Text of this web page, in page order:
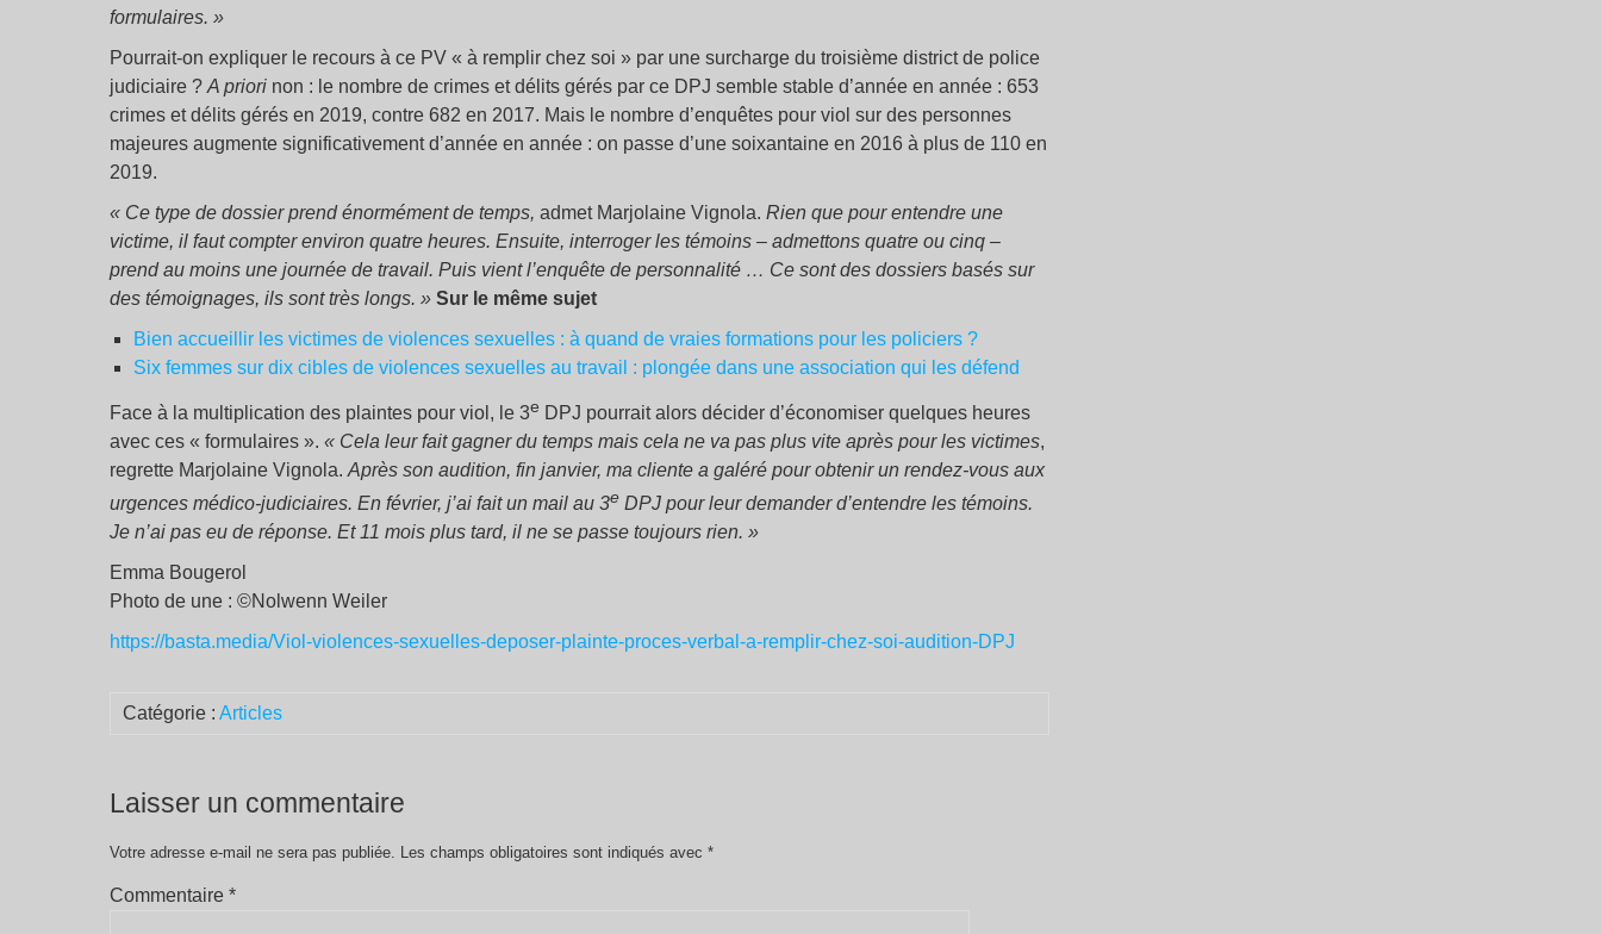
formulaires. »
Pourrait-on expliquer le recours à ce PV « à remplir chez soi » par une surcharge du troisième district de police
judiciaire ? A priori non : le nombre de crimes et délits gérés par ce DPJ semble stable d’année en année : 653
crimes et délits gérés en 2019, contre 682 en 2017. Mais le nombre d’enquêtes pour viol sur des personnes
majeures augmente significativement d’année en année : on passe d’une soixantaine en 2016 à plus de 110 en
2019.
« Ce type de dossier prend énormément de temps, admet Marjolaine Vignola. Rien que pour entendre une
victime, il faut compter environ quatre heures. Ensuite, interroger les témoins – admettons quatre ou cinq –
prend au moins une journée de travail. Puis vient l’enquête de personnalité … Ce sont des dossiers basés sur
des témoignages, ils sont très longs. » Sur le même sujet
Bien accueillir les victimes de violences sexuelles : à quand de vraies formations pour les policiers ?
Six femmes sur dix cibles de violences sexuelles au travail : plongée dans une association qui les défend
Face à la multiplication des plaintes pour viol, le 3e DPJ pourrait alors décider d’économiser quelques heures
avec ces « formulaires ». « Cela leur fait gagner du temps mais cela ne va pas plus vite après pour les victimes,
regrette Marjolaine Vignola. Après son audition, fin janvier, ma cliente a galéré pour obtenir un rendez-vous aux
urgences médico-judiciaires. En février, j’ai fait un mail au 3e DPJ pour leur demander d’entendre les témoins.
Je n’ai pas eu de réponse. Et 11 mois plus tard, il ne se passe toujours rien. »
Emma Bougerol
Photo de une : ©Nolwenn Weiler
https://basta.media/Viol-violences-sexuelles-deposer-plainte-proces-verbal-a-remplir-chez-soi-audition-DPJ
Catégorie : Articles
Laisser un commentaire
Votre adresse e-mail ne sera pas publiée. Les champs obligatoires sont indiqués avec *
Commentaire *